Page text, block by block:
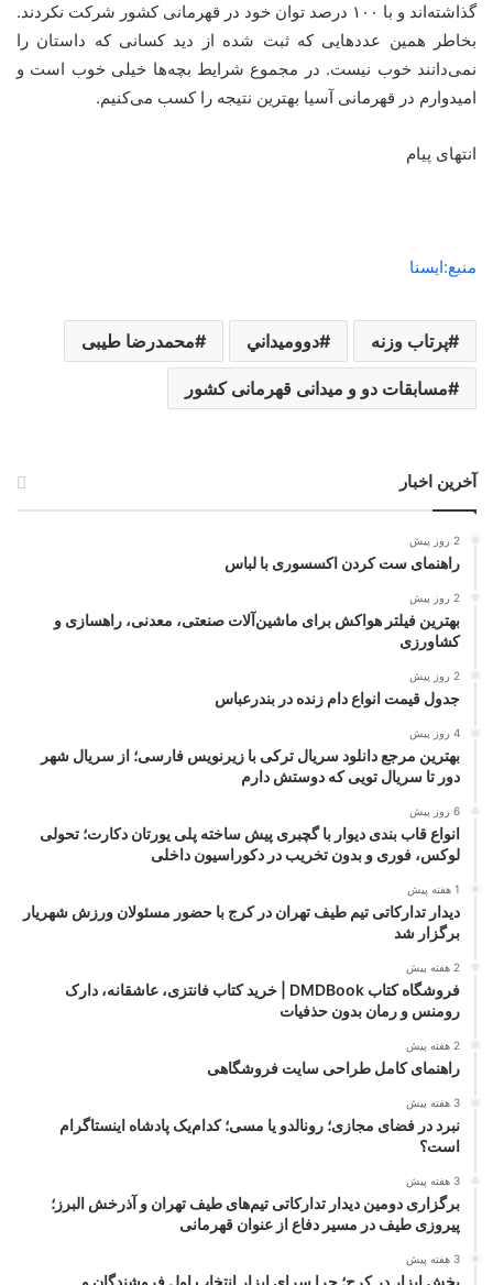
گذاشته‌اند و با ۱۰۰ درصد توان خود در قهرمانی کشور شرکت نکردند.
بخاطر همین عددهایی که ثبت شده از دید کسانی که داستان را
نمی‌دانند خوب نیست. در مجموع شرایط بچه‌ها خیلی خوب است و
امیدوارم در قهرمانی آسیا بهترین نتیجه را کسب می‌کنیم.
انتهای پیام
منبع:ایسنا
پرتاب وزنه دووميداني محمدرضا طیبی
مسابقات دو و میدانی قهرمانی کشور
آخرین اخبار
2 روز پیش
راهنمای ست کردن اکسسوری با لباس
2 روز پیش
بهترین فیلتر هواکش برای ماشین‌آلات صنعتی، معدنی، راهسازی و
کشاورزی
2 روز پیش
جدول قیمت انواع دام زنده در بندرعباس
4 روز پیش
بهترین مرجع دانلود سریال ترکی با زیرنویس فارسی؛ از سریال شهر
دور تا سریال تویی که دوستش دارم
6 روز پیش
انواع قاب بندی دیوار با گچبری پیش ساخته پلی یورتان دکارت؛ تحولی
لوکس، فوری و بدون تخریب در دکوراسیون داخلی
1 هفته پیش
دیدار تدارکاتی تیم طیف تهران در کرج با حضور مسئولان ورزش شهریار
برگزار شد
2 هفته پیش
فروشگاه کتاب DMDBook | خرید کتاب فانتزی، عاشقانه، دارک
رومنس و رمان بدون حذفیات
2 هفته پیش
راهنمای کامل طراحی سایت فروشگاهی
3 هفته پیش
نبرد در فضای مجازی؛ رونالدو یا مسی؛ کدام‌یک پادشاه اینستاگرام
است؟
3 هفته پیش
برگزاری دومین دیدار تدارکاتی تیم‌های طیف تهران و آذرخش البرز؛
پیروزی طیف در مسیر دفاع از عنوان قهرمانی
3 هفته پیش
پخش ابزار در کرج؛ چرا سرای ابزار انتخاب اول فروشندگان و